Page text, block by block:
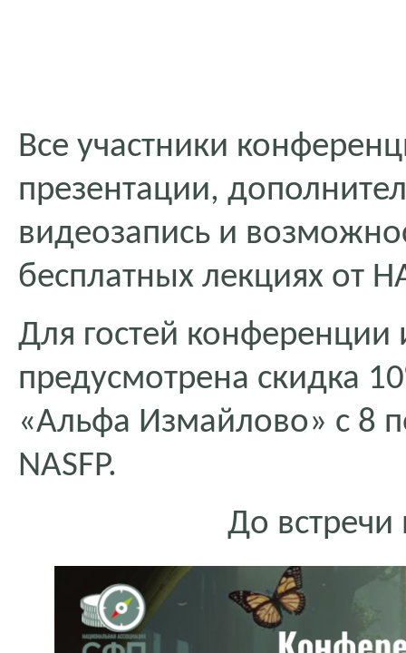
Все участники
презентации,
видеозапись и
бесплатных лекциях от
Для гостей конференции
предусмотрена скидка
«Альфа Измайлово» с 8
NASFP.
До